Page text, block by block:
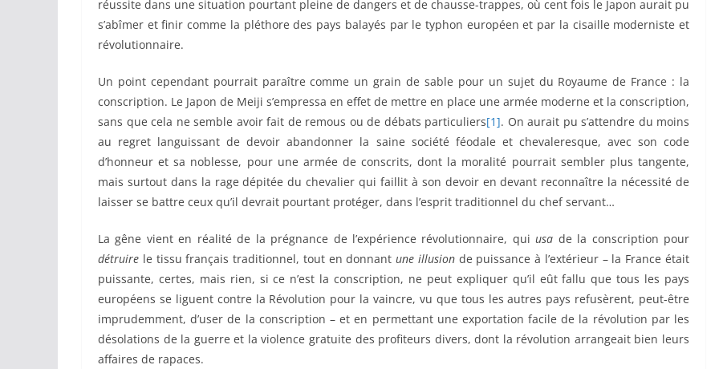
réussite dans une situation pourtant pleine de dangers et de chausse-trappes, où cent fois le Japon aurait pu
s’abîmer et finir comme la pléthore des pays balayés par le typhon européen et par la cisaille moderniste et
révolutionnaire.
Un point cependant pourrait paraître comme un grain de sable pour un sujet du Royaume de France : la
conscription. Le Japon de Meiji s’empressa en effet de mettre en place une armée moderne et la conscription,
sans que cela ne semble avoir fait de remous ou de débats particuliers[1]. On aurait pu s’attendre du moins
au regret languissant de devoir abandonner la saine société féodale et chevaleresque, avec son code
d’honneur et sa noblesse, pour une armée de conscrits, dont la moralité pourrait sembler plus tangente,
mais surtout dans la rage dépitée du chevalier qui faillit à son devoir en devant reconnaître la nécessité de
laisser se battre ceux qu’il devrait pourtant protéger, dans l’esprit traditionnel du chef servant…
La gêne vient en réalité de la prégnance de l’expérience révolutionnaire, quiusa de la conscription pour
détruire le tissu français traditionnel, tout en donnantune illusionde puissance à l’extérieur – la France était
puissante, certes, mais rien, si ce n’est la conscription, ne peut expliquer qu’il eût fallu que tous les pays
européens se liguent contre la Révolution pour la vaincre, vu que tous les autres pays refusèrent, peut-être
imprudemment, d’user de la conscription – et en permettant une exportation facile de la révolution par les
désolations de la guerre et la violence gratuite des profiteurs divers, dont la révolution arrangeait bien leurs
affaires de rapaces.